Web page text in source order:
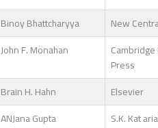
Binoy Bhattcharyya New
John F. Monahan
Press
Brain H. Hahn Elsevier
ANJana Gupta S.K. Kat